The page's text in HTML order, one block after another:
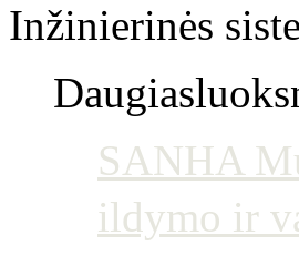
Inžinierinės
SANHA
ildymo ir